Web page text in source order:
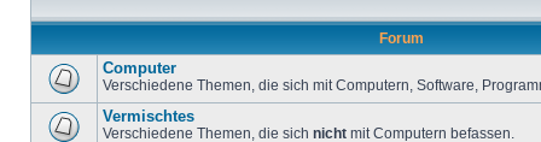
Forum
Computer
Verschiedene Themen, die sich mit Computern, Software,
Vermischtes
Verschiedene Themen, die sich nicht mit Computern befassen.